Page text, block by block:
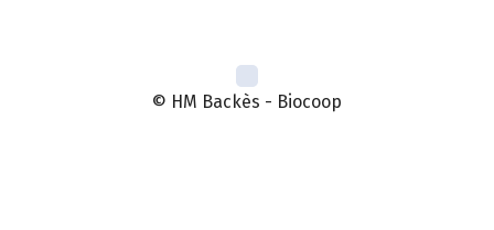
© HM Backès - Biocoop